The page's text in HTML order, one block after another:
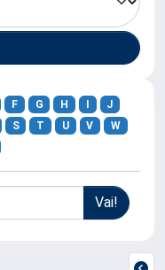
F G H
J
S T U V
W